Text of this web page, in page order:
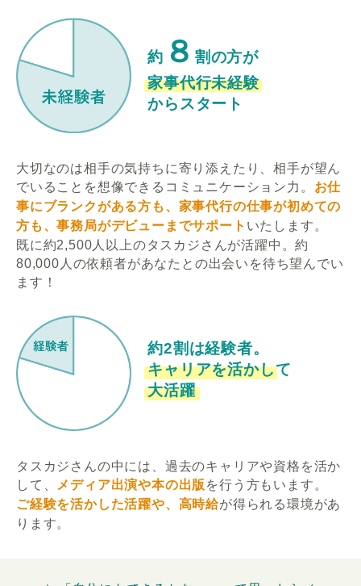
約 ８ 割の方が
家事代行未経験
からスタート
大切なのは相手の気持ちに寄り添えたり、相手が望ん
でいることを想像できるコミュニケーション力。 お仕
事にブランクがある方も、家事代行の仕事が初めての
方も、事務局がデビューまでサポート いたします。
既に約2,500人以上のタスカジさんが活躍中。約
80,000人の依頼者があなたとの出会いを待ち望んでい
ます！
約2割は経験者。
キャリアを活かして
大活躍
タスカジさんの中には、過去のキャリアや資格を活か
して、
メディア出演や本の出版 を行う方もいます。
ご経験を活かした活躍や、高時給が得られる環境があ
ります。